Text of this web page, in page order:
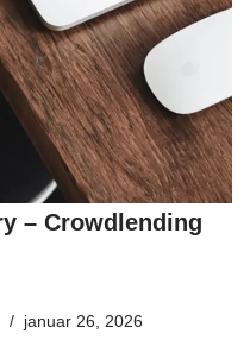
– Crowdlending
januar 26, 2026